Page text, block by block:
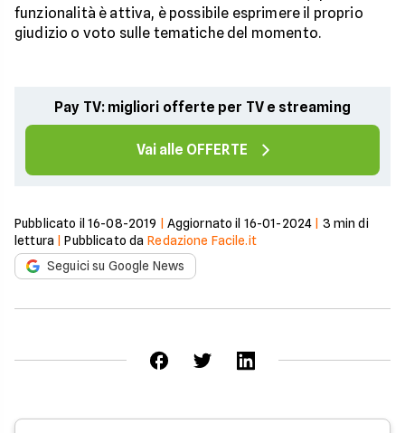
funzionalità è attiva, è possibile esprimere il proprio
giudizio o voto sulle tematiche del momento.
Pay TV: migliori offerte per TV e streaming
Vai alle OFFERTE
Pubblicato il 16-08-2019 Aggiornato il 16-01-2024 3 min di
lettura |Pubblicato da Redazione Facile.it
Seguici su Google News